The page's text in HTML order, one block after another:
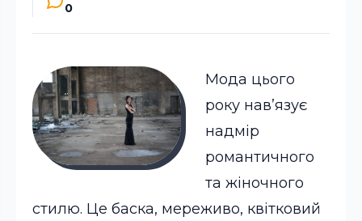
0
Мода цього
року нав’язує
надмір
романтичного
та жіночного
стилю. Це баска, мереживо, квітковий